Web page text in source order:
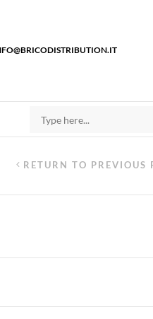
RETURN TO PREVIOUS